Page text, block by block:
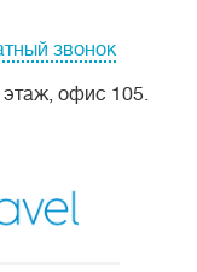
звонок
этаж, офис 105.